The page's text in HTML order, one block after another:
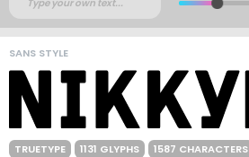
SANS STYLE
TRUETYPE 1131 GLYPHS 1587 CHARACTERS